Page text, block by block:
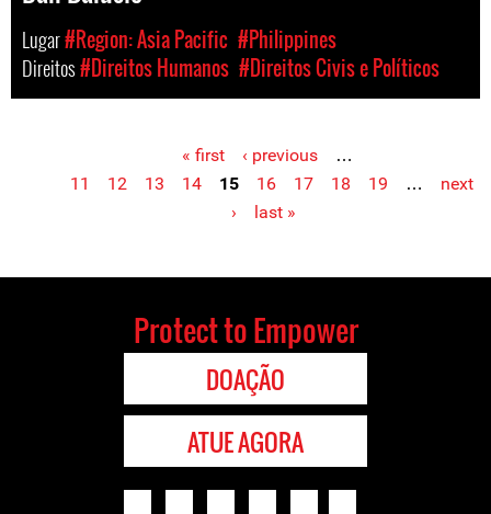
Lugar#Region: Asia Pacific #Philippines
Direitos#Direitos Humanos #Direitos Civis e Políticos
« first ‹ previous
…
11
12 13 14 15 16 17 18 19 …
next
›
last »
Protect to Empower
DOAÇÃO
ATUE AGORA